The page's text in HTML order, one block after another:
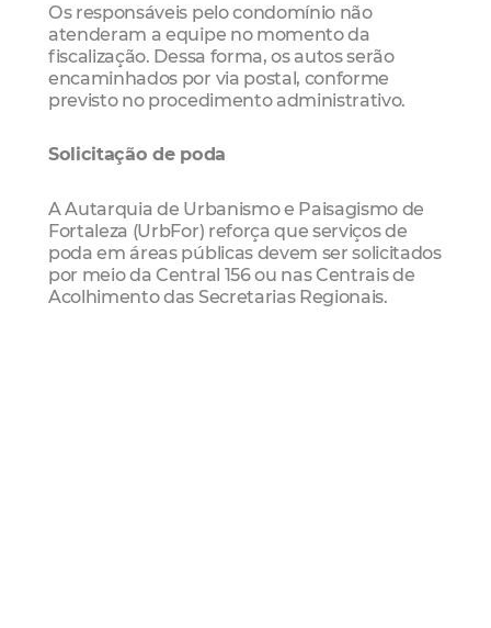
Os responsáveis pelo condomínio não
atenderam a equipe no momento da
fiscalização. Dessa forma, os autos serão
encaminhados por via postal, conforme
previsto no procedimento administrativo.
Solicitação de poda
A Autarquia de Urbanismo e Paisagismo de
Fortaleza (UrbFor) reforça que serviços de
poda em áreas públicas devem ser solicitados
por meio da Central 156 ou nas Centrais de
Acolhimento das Secretarias Regionais.